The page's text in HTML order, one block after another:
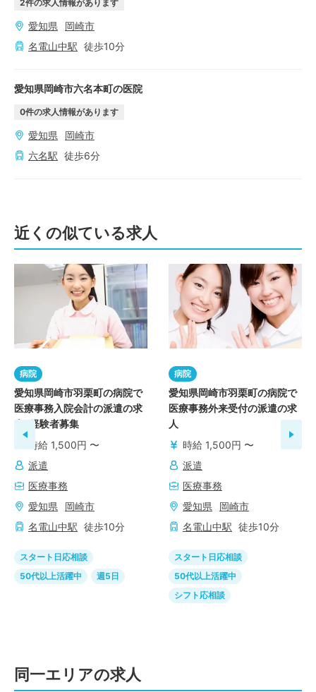
2件の求人情報があります
愛知県
岡崎市
名電山中駅 徒歩10分
愛知県岡崎市六名本町の医院
0件の求人情報があります
愛知県
岡崎市
六名駅 徒歩6分
近くの似ている求人
病院
愛知県岡崎市羽栗町の病院で
医療事務入院会計の派遣の求
人 /経験者募集
時給 1,500円 〜
派遣
医療事務
愛知県
岡崎市
名電山中駅 徒歩10分
スタート日応相談
50代以上活躍中
週5日
病院
愛知県岡崎市羽栗町の病院で
医療事務外来受付の派遣の求
人
時給 1,500円 〜
派遣
医療事務
愛知県
岡崎市
名電山中駅 徒歩10分
スタート日応相談
50代以上活躍中
シフト応相談
同一エリアの求人